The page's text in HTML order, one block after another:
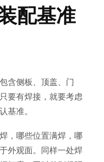
配基准
含侧板、顶盖、门
要有焊接，就要考虑
基准。
，哪些位置满焊，哪
外观面。同样一处焊